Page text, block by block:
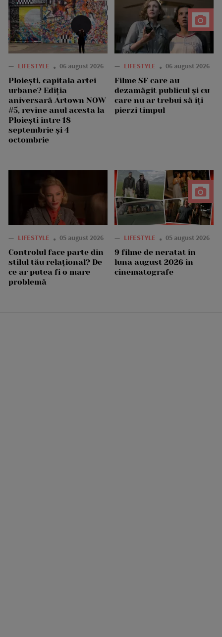
— LIFESTYLE 06 august 2026
Ploiești, capitala artei
urbane? Ediția
aniversară Artown NOW
#5, revine anul acesta la
Ploiești între 18
septembrie și 4
octombrie
— LIFESTYLE 06 august 2026
Filme SF care au
dezamăgit publicul și cu
care nu ar trebui să îți
pierzi timpul
— LIFESTYLE 05 august 2026
Controlul face parte din
stilul tău relațional? De
ce ar putea fi o mare
problemă
— LIFESTYLE 05 august 2026
9 filme de neratat în
luna august 2026 în
cinematografe